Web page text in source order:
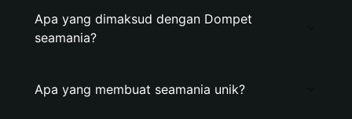
Apa yang dimaksud dengan Dompet
seamania?
Apa yang membuat seamania unik?